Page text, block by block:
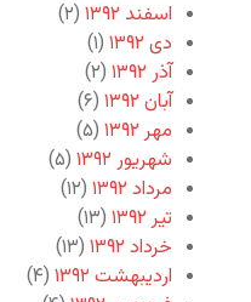
اسفند ۱۳۹۲
(۲)
دی ۱۳۹۲
(۱)
آذر ۱۳۹۲
(۲)
آبان ۱۳۹۲
(۶)
مهر ۱۳۹۲
(۵)
شهریور ۱۳۹۲
(۵)
مرداد ۱۳۹۲
(۱۲)
تیر ۱۳۹۲
(۱۳)
خرداد ۱۳۹۲
(۱۳)
اردیبهشت ۱۳۹۲
(۴)